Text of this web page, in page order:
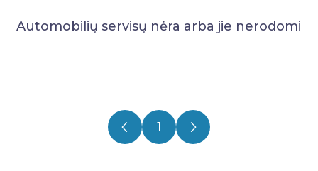
Automobilių servisų nėra arba jie nerodomi
1